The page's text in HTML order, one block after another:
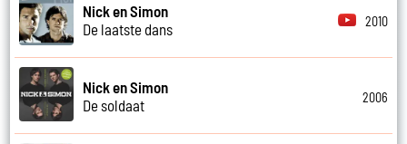
Nick en Simon
De laatste dans
2010
Nick en Simon
De soldaat
2006